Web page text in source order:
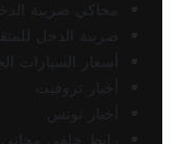
محاكي ضريبة
ضريبة الدخل
أسعار السيارات
أخبار تروفيت
أخبار تونس
رابط خلفي مجاني